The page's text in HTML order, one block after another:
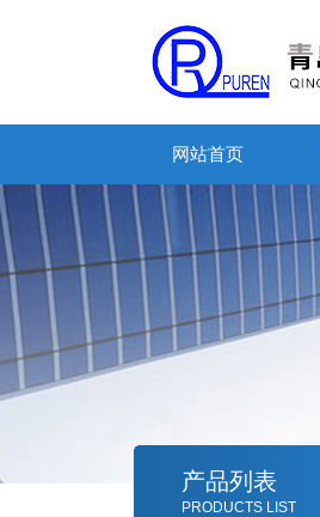
网站首页
产品列表
PRODUCTS LIST